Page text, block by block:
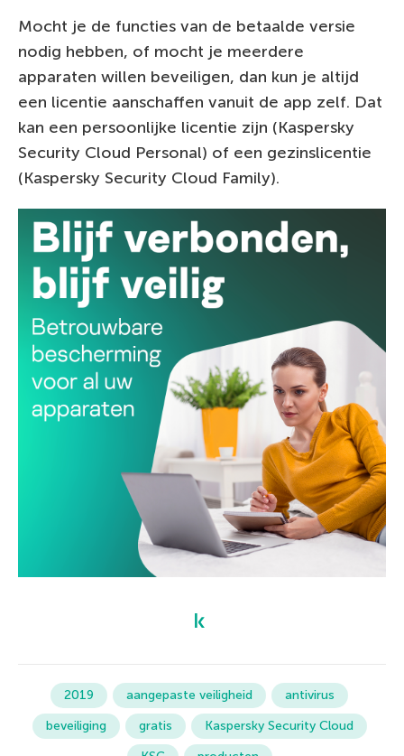
Mocht je de functies van de betaalde versie
nodig hebben, of mocht je meerdere
apparaten willen beveiligen, dan kun je altijd
een licentie aanschaffen vanuit de app zelf. Dat
kan een persoonlijke licentie zijn (Kaspersky
Security Cloud Personal) of een gezinslicentie
(Kaspersky Security Cloud Family).
2019 aangepaste veiligheid
antivirus
beveiliging
gratis
Kaspersky Security Cloud